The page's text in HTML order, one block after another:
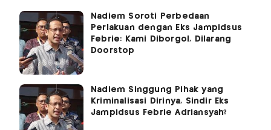
Nadiem Soroti Perbedaan
Perlakuan dengan Eks Jampidsus
Febrie: Kami Diborgol, Dilarang
Doorstop
Nadiem Singgung Pihak yang
Kriminalisasi Dirinya, Sindir Eks
Jampidsus Febrie Adriansyah?